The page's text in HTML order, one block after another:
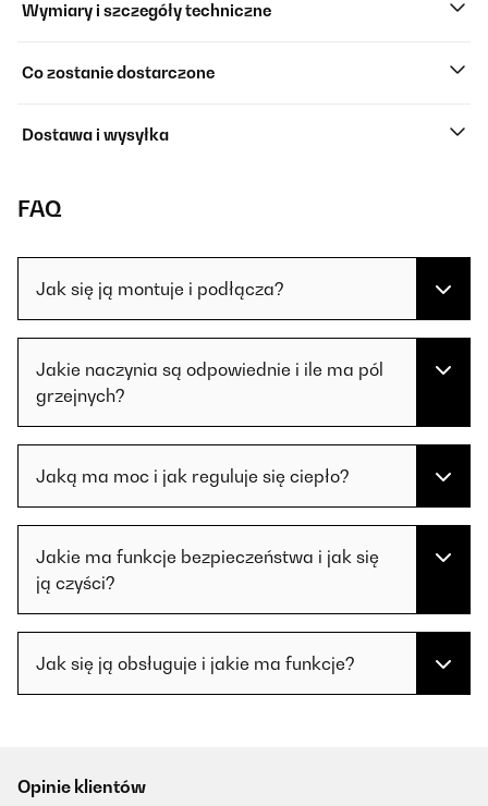
Wymiary i szczegóły techniczne
Co zostanie dostarczone
Dostawa i wysyłka
FAQ
Jak się ją montuje i podłącza?
Jakie naczynia są odpowiednie i ile ma pól
grzejnych?
Jaką ma moc i jak reguluje się ciepło?
Jakie ma funkcje bezpieczeństwa i jak się
ją czyści?
Jak się ją obsługuje i jakie ma funkcje?
Opinie klientów